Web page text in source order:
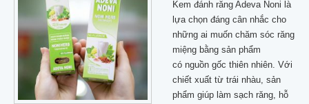
Kem đánh răng Adeva Noni là
lựa chọn đáng cân nhắc cho
những ai muốn chăm sóc răng
miệng bằng sản phẩm
có nguồn gốc thiên nhiên. Với
chiết xuất từ trái nhàu, sản
phẩm giúp làm sạch răng, hỗ